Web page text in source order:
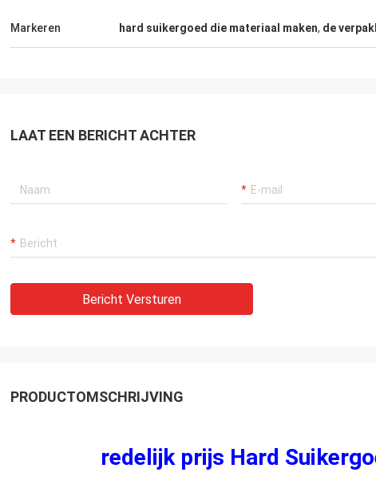
nadenkende dienst van de verkoper.
Markeren hard suikergoed die materiaal maken, de
LAAT EEN BERICHT ACHTER
Bericht Versturen
PRODUCTOMSCHRIJVING
redelijk prijs Hard